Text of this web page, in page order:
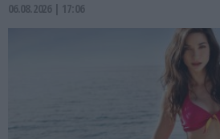
06.08.2026 | 17:06